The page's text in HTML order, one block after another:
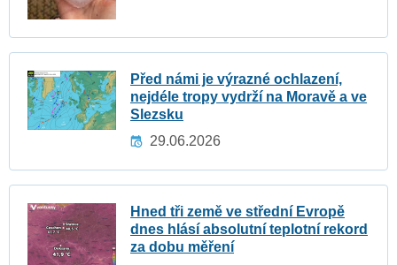
Před námi je výrazné ochlazení,
nejdéle tropy vydrží na Moravě a ve
Slezsku
29.06.2026
Hned tři země ve střední Evropě
dnes hlásí absolutní teplotní rekord
za dobu měření